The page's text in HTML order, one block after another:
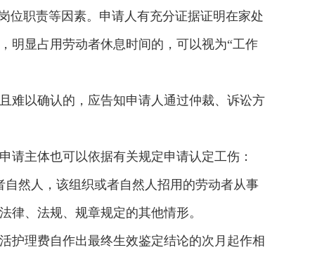
位职责等因素。申请人有充分证据证明在家处
明显占用劳动者休息时间的，可以视为“工作
难以确认的，应告知申请人通过仲裁、诉讼方
请主体也可以依据有关规定申请认定工伤：
然人，该组织或者自然人招用的劳动者从事
律、法规、规章规定的其他情形。
护理费自作出最终生效鉴定结论的次月起作相